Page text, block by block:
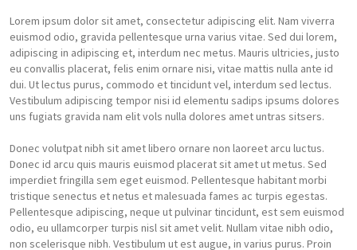
Lorem ipsum dolor sit amet, consectetur adipiscing elit. Nam viverra
euismod odio, gravida pellentesque urna varius vitae. Sed dui lorem,
adipiscing in adipiscing et, interdum nec metus. Mauris ultricies, justo
eu convallis placerat, felis enim ornare nisi, vitae mattis nulla ante id
dui. Ut lectus purus, commodo et tincidunt vel, interdum sed lectus.
Vestibulum adipiscing tempor nisi id elementu sadips ipsums dolores
uns fugiats gravida nam elit vols nulla dolores amet untras sitsers.
Donec volutpat nibh sit amet libero ornare non laoreet arcu luctus.
Donec id arcu quis mauris euismod placerat sit amet ut metus. Sed
imperdiet fringilla sem eget euismod. Pellentesque habitant morbi
tristique senectus et netus et malesuada fames ac turpis egestas.
Pellentesque adipiscing, neque ut pulvinar tincidunt, est sem euismod
odio, eu ullamcorper turpis nisl sit amet velit. Nullam vitae nibh odio,
non scelerisque nibh. Vestibulum ut est augue, in varius purus. Proin